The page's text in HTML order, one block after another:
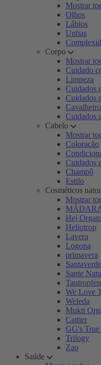
Mostrar
Olhos
Lábios
Unhas
Corpo
Mostrar
Cuidado
Limpeza
Cuidados
Cuidados
Cuidados
Cabelo
Mostrar
Coloração
Cuidados
Champô
Estilo
Cosméticos
Mostrar
Hej
Heliotrop
Lavera
Logona
primavera
Santaverde
Sante
Tautropfen
We Love
Weleda
Mukti
Cattier
GG's
Trilogy
Zao
Saúde